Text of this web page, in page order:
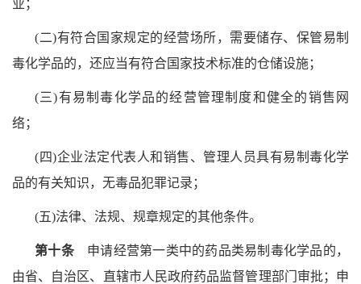
业；
(二)有符合国家规定的经营场所，需要储存、保管易制
毒化学品的，还应当有符合国家技术标准的仓储设施；
(三)有易制毒化学品的经营管理制度和健全的销售网
络；
(四)企业法定代表人和销售、管理人员具有易制毒化学
品的有关知识，无毒品犯罪记录；
(五)法律、法规、规章规定的其他条件。
第十条申请经营第一类中的药品类易制毒化学品的，
由省、自治区、直辖市人民政府药品监督管理部门审批；申